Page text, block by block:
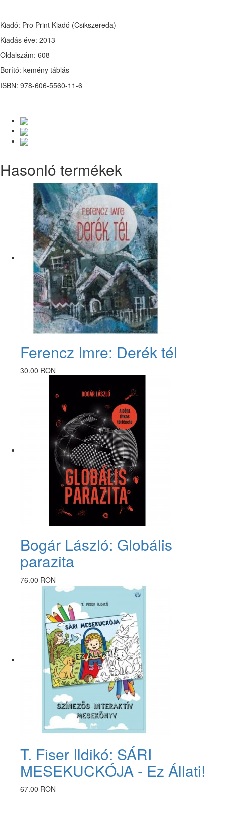
Kiadó: Pro Print Kiadó (Csikszereda)
Kiadás éve: 2013
Oldalszám: 608
Borító: kemény táblás
ISBN: 978-606-5560-11-6
Hasonló termékek
Ferencz Imre: Derék tél
30.00 RON
Bogár László: Globális
parazita
76.00 RON
T. Fiser Ildikó: SÁRI
MESEKUCKÓJA - Ez Állati!
67.00 RON